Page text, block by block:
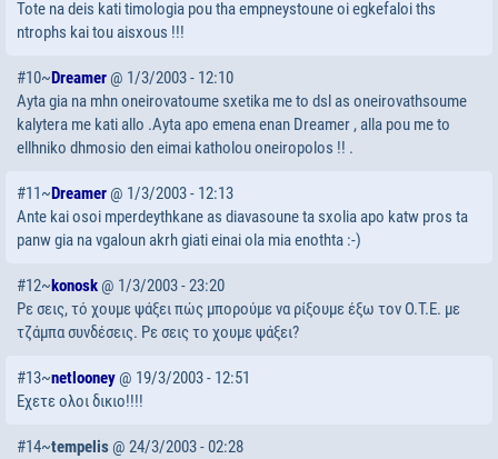
Tote na deis kati timologia pou tha empneystoune oi egkefaloi ths
ntrophs kai tou aisxous !!!
#10~Dreamer @ 1/3/2003 - 12:10
Ayta gia na mhn oneirovatoume sxetika me to dsl as oneirovathsoume
kalytera me kati allo .Ayta apo emena enan Dreamer , alla pou me to
ellhniko dhmosio den eimai katholou oneiropolos !! .
#11~Dreamer@ 1/3/2003 - 12:13
Ante kai osoi mperdeythkane as diavasoune ta sxolia apo katw pros ta
panw gia na vgaloun akrh giati einai ola mia enothta :-)
#12~konosk @ 1/3/2003 - 23:20
Ρε σεις, τό χουμε ψάξει πώς μπορούμε να ρίξουμε έξω τον Ο.Τ.Ε. με
τζάμπα συνδέσεις. Ρε σεις το χουμε ψάξει?
#13~netlooney@ 19/3/2003 - 12:51
Εχετε ολοι δικιο!!!!
#14~tempelis @ 24/3/2003 - 02:28